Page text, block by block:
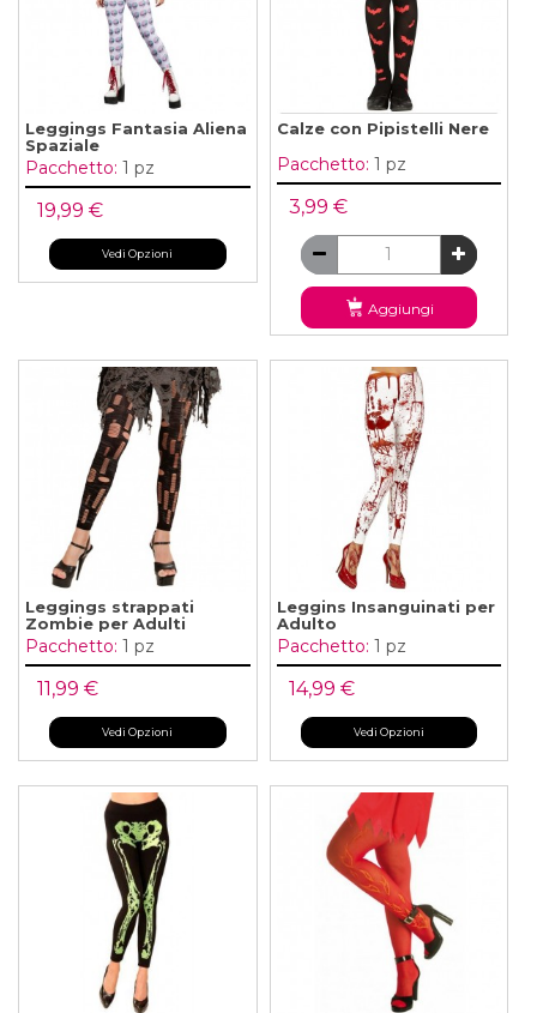
Leggings Fantasia Aliena
Spaziale
Pacchetto: 1 pz
19,99 €
Vedi Opzioni
Calze con Pipistelli Nere
Pacchetto: 1 pz
3,99 €
Aggiungi
Leggings strappati
Zombie per Adulti
Pacchetto: 1 pz
11,99 €
Vedi Opzioni
Leggins Insanguinati per
Adulto
Pacchetto: 1 pz
14,99 €
Vedi Opzioni